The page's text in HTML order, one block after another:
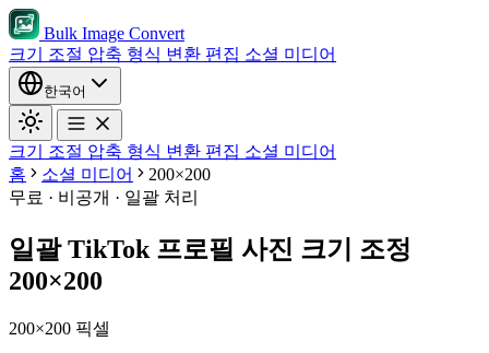
Bulk Image Convert
크기 조절 압축 형식 변환 편집 소셜 미디어
한국어
크기 조절 압축 형식 변환 편집 소셜 미디어
홈
소셜 미디어
200×200
무료 · 비공개 · 일괄 처리
일괄 TikTok 프로필 사진 크기 조정
200×200
200×200 픽셀